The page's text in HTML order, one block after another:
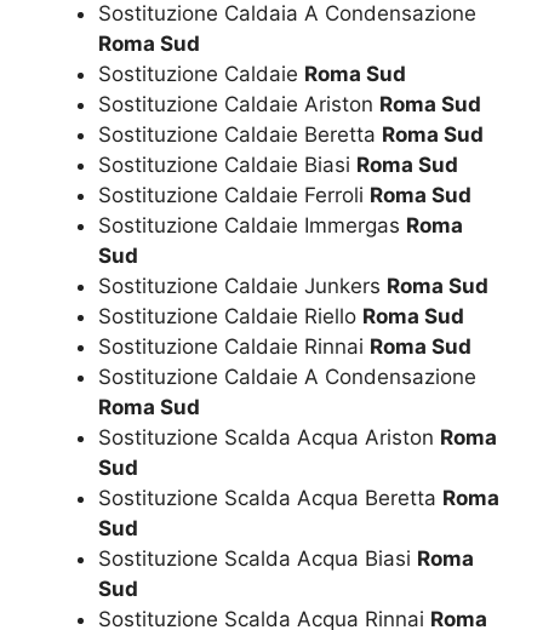
Sostituzione Caldaia A Condensazione
Roma Sud
Sostituzione Caldaie Roma Sud
Sostituzione Caldaie Ariston Roma Sud
Sostituzione Caldaie Beretta Roma Sud
Sostituzione Caldaie Biasi Roma Sud
Sostituzione Caldaie Ferroli Roma Sud
Sostituzione Caldaie Immergas Roma
Sud
Sostituzione Caldaie Junkers Roma Sud
Sostituzione Caldaie Riello Roma Sud
Sostituzione Caldaie Rinnai Roma Sud
Sostituzione Caldaie A Condensazione
Roma Sud
Sostituzione Scalda Acqua Ariston Roma
Sud
Sostituzione Scalda Acqua Beretta Roma
Sud
Sostituzione Scalda Acqua Biasi Roma
Sud
Sostituzione Scalda Acqua Rinnai Roma